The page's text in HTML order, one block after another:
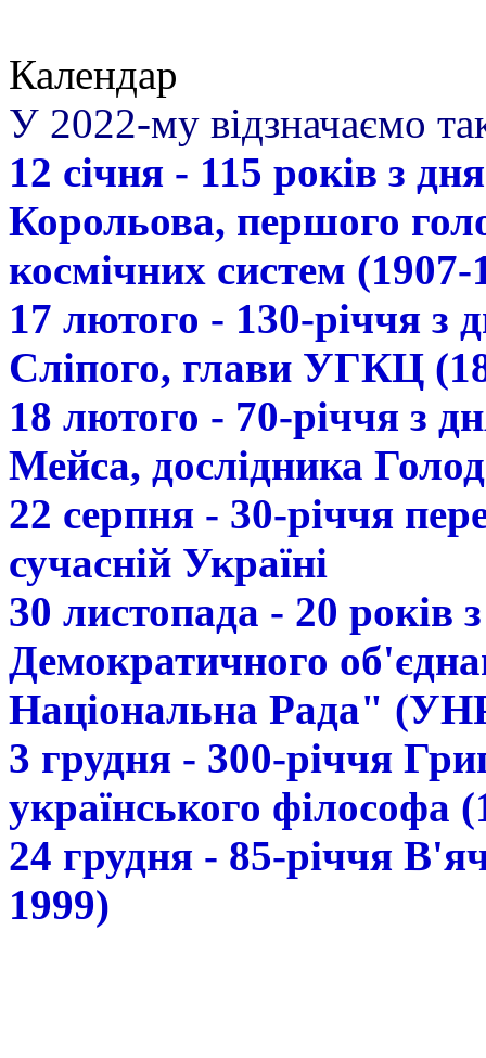
Календар
У 2022-му відзначаємо
12 січня - 115 років з
Корольова, першого
космічних систем (1907-
17 лютого - 130-річчя з
Сліпого, глави УГКЦ
18 лютого - 70-річчя з
Мейса, дослідника
22 серпня - 30-річчя
сучасній Україні
30 листопада - 20 років
Демократичного
Національна Рада"
3 грудня - 300-річчя
українського філософа
24 грудня - 85-річчя
1999)